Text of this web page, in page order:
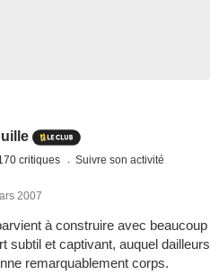
critiques Suivre son activité
2007
à construire avec beaucoup
et captivant, auquel dailleurs
remarquablement corps.